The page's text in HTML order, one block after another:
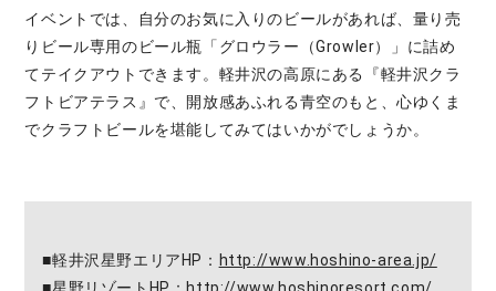
イベントでは、自分のお気に入りのビールがあれば、量り売
りビール専用のビール瓶「グロウラー（Growler）」に詰め
てテイクアウトできます。軽井沢の高原にある『軽井沢クラ
フトビアテラス』で、開放感あふれる青空のもと、心ゆくま
でクラフトビールを堪能してみてはいかがでしょうか。
■軽井沢星野エリアHP： http://www.hoshino-area.jp/